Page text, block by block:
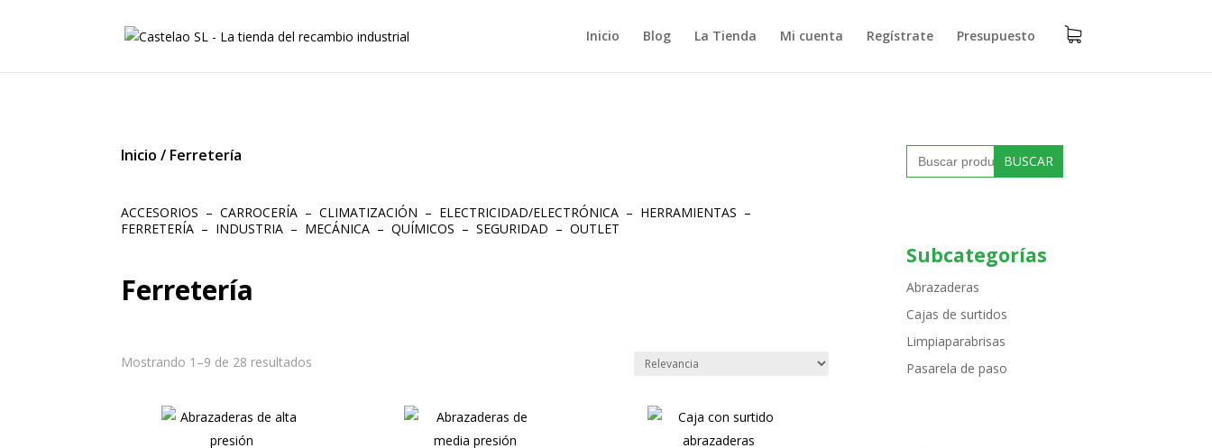
Inicio Blog La Tienda Mi cuenta Regístrate Presupuesto
Inicio / Ferretería
ACCESORIOS –CARROCERÍA –CLIMATIZACIÓN – ELECTRICIDAD/ELECTRÓNICA – HERRAMIENTAS –
FERRETERÍA – INDUSTRIA – MECÁNICA –QUÍMICOS –SEGURIDAD –OUTLET
Ferretería
Mostrando 1–9 de 28 resultados
Buscar:
Subcategorías
Abrazaderas
Cajas de surtidos
Limpiaparabrisas
Pasarela de paso